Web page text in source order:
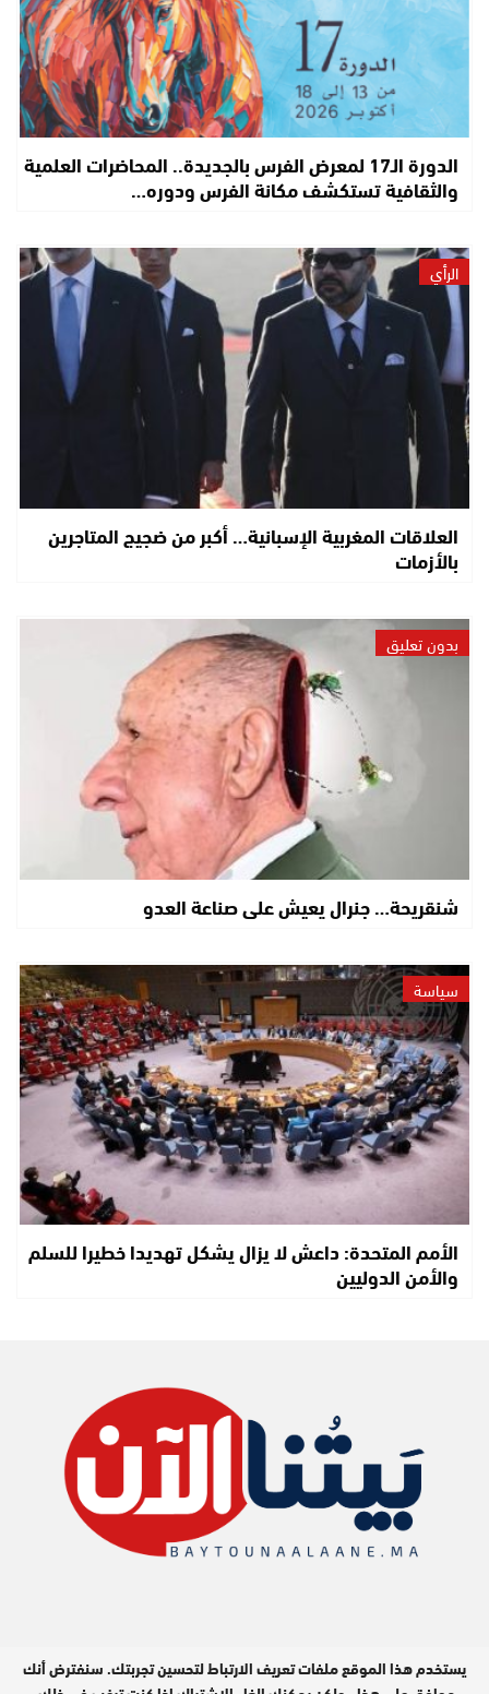
الدورة الـ17 لمعرض الفرس بالجديدة.. المحاضرات العلمية
والثقافية تستكشف مكانة الفرس ودوره…
الرأي
العلاقات المغربية الإسبانية… أكبر من ضجيج المتاجرين
بالأزمات
بدون تعليق
شنقريحة… جنرال يعيش على صناعة العدو
سياسة
الأمم المتحدة: داعش لا يزال يشكل تهديدا خطيرا للسلم
والأمن الدوليين
يستخدم هذا الموقع ملفات تعريف الارتباط لتحسين تجربتك. سنفترض أنك